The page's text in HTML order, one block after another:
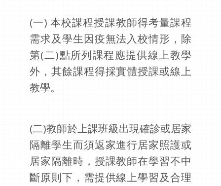
(一) 本校課程授課教師得考量課程
需求及學生因疫無法入校情形，除
第(二)點所列課程應提供線上教學
外，其餘課程得採實體授課或線上
教學。
(二)教師於上課班級出現確診或居家
隔離學生而須返家進行居家照護或
居家隔離時，授課教師在學習不中
斷原則下，需提供線上學習及合理